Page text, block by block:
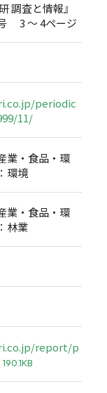
調査と情報』
3 ～ 4ページ
periodic
11/
業・食品・環
環境
業・食品・環
林業
report/p
190.1KB